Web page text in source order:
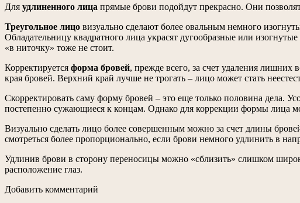
Для удлиненного лица прямые брови подойдут прекрасно. Они
Треугольное лицо визуально сделают более овальным немного
Обладательницу квадратного лица украсят дугообразные или
«в ниточку» тоже не стоит.
Корректируется форма бровей, прежде всего, за счет удаления лишних
края бровей. Верхний край лучше не трогать – лицо может стать
Скорректировать саму форму бровей – это еще только половина дела.
постепенно сужающиеся к концам. Однако для коррекции формы лица
Визуально сделать лицо более совершенным можно за счет длины
смотреться более пропорционально, если брови немного удлинить в
Удлинив брови в сторону переносицы можно «сблизить» слишком
расположение глаз.
Добавить комментарий